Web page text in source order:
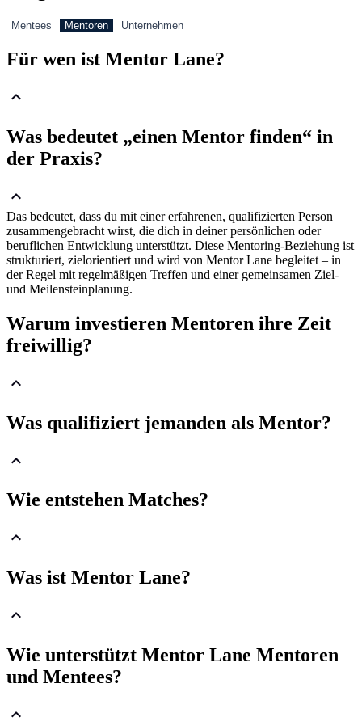
Mentees Mentoren Unternehmen
Für wen ist Mentor Lane?
Was bedeutet „einen Mentor finden“ in
der Praxis?
Das bedeutet, dass du mit einer erfahrenen, qualifizierten Person
zusammengebracht wirst, die dich in deiner persönlichen oder
beruflichen Entwicklung unterstützt. Diese Mentoring-Beziehung ist
strukturiert, zielorientiert und wird von Mentor Lane begleitet – in
der Regel mit regelmäßigen Treffen und einer gemeinsamen Ziel-
und Meilensteinplanung.
Warum investieren Mentoren ihre Zeit
freiwillig?
Was qualifiziert jemanden als Mentor?
Wie entstehen Matches?
Was ist Mentor Lane?
Wie unterstützt Mentor Lane Mentoren
und Mentees?